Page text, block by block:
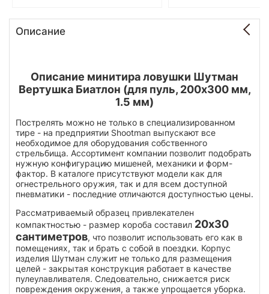
Описание
Описание минитира ловушки Шутман
Вертушка Биатлон (для пуль, 200х300 мм,
1.5 мм)
Пострелять можно не только в специализированном
тире - на предприятии Shootman выпускают все
необходимое для оборудования собственного
стрельбища. Ассортимент компании позволит подобрать
нужную конфигурацию мишеней, механики и форм-
фактор. В каталоге присутствуют модели как для
огнестрельного оружия, так и для всем доступной
пневматики - последние отличаются доступностью цены.
Рассматриваемый образец привлекателен
компактностью - размер короба составил 20х30
сантиметров, что позволит использовать его как в
помещениях, так и брать с собой в поездки. Корпус
изделия Шутман служит не только для размещения
целей - закрытая конструкция работает в качестве
пулеулавливателя. Следовательно, снижается риск
повреждения окружения, а также упрощается уборка.